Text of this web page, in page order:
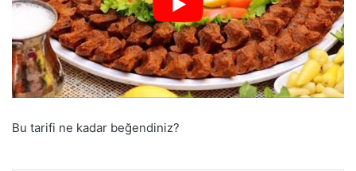
Bu tarifi ne kadar beğendiniz?